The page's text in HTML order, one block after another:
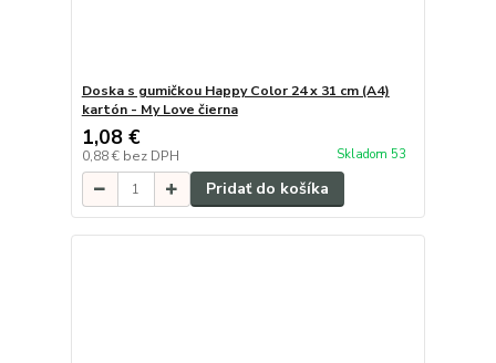
Doska s gumičkou Happy Color 24 x 31 cm (A4)
kartón - My Love čierna
1,08 €
0,88 € bez DPH Skladom 53
Pridať do košíka